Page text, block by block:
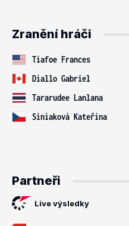
Zranění hráči
Tiafoe Frances
Diallo Gabriel
Tararudee Lanlana
Siniaková Kateřina
Partneři
Live výsledky